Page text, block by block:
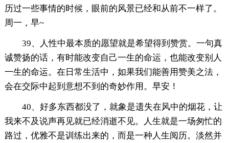
历过一些事情的时候，眼前的风景已经和从前不一样了。
周一，早~
39、人性中最本质的愿望就是希望得到赞赏。一句真
诚赞扬的话，有时能改变自己一生的命运，也能改变别人
一生的命运。在日常生活中，如果我们能善用赞美之法，
会在交际中起到意想不到的奇妙作用。早安！
40、好多东西都没了，就象是遗失在风中的烟花，让
我来不及说声再见就已经消逝不见。人生就是一场匆忙的
路过，优雅不是训练出来的，而是一种人生阅历。淡然并